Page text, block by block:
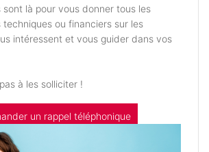
là pour vous donner tous les
techniques ou financiers sur les
intéressent et vous guider dans vos
à les solliciter !
un rappel téléphonique